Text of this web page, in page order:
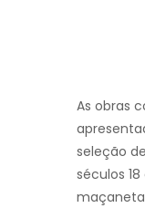
As obras
seleção
séculos